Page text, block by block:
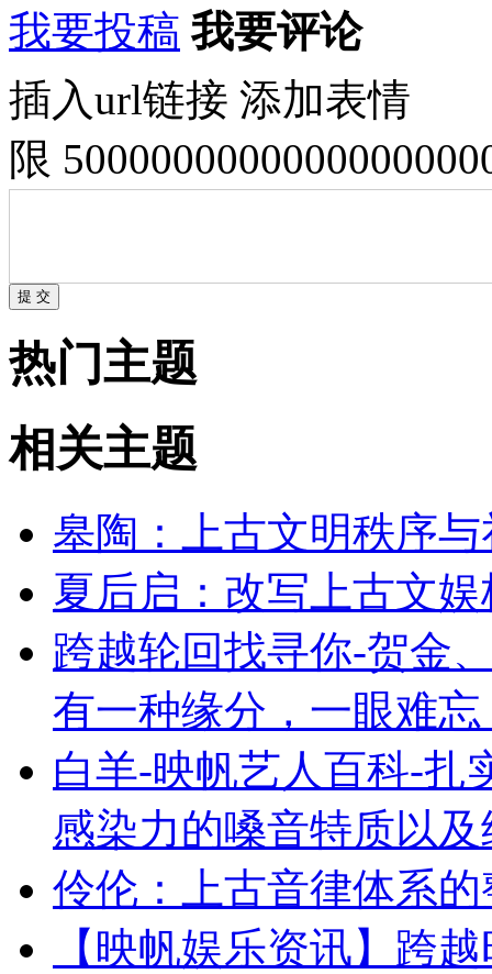
我要投稿 我要评论
插入url链接 添加表情
限
热门主题
相关主题
皋陶：上古文明秩序
夏后启：改写上古文
跨越轮回找寻你-贺金
有一种缘分，一眼难
白羊-映帆艺人百科-扎
感染力的嗓音特质以
伶伦：上古音律体系
【映帆娱乐资讯】跨